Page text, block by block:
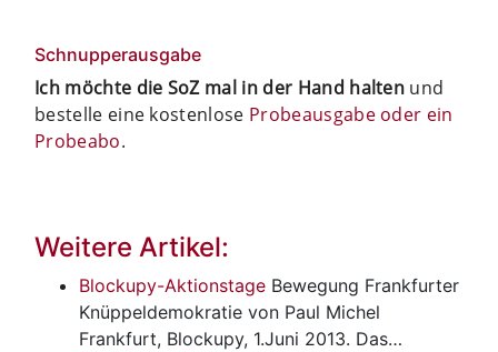
Schnupperausgabe
Ich möchte die SoZ mal in der Hand halten und
bestelle eine kostenlose Probeausgabe oder ein
Probeabo.
Weitere Artikel:
Blockupy-Aktionstage Bewegung Frankfurter
Knüppeldemokratie von Paul Michel
Frankfurt, Blockupy, 1.Juni 2013. Das…